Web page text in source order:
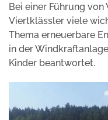
Bei einer Führung
Viertklässler viele
Thema erneuerbare
in der
Kinder beantwortet.